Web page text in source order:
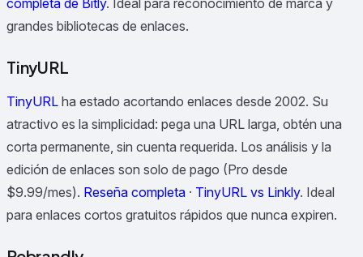
completa de Bitly. Ideal para reconocimiento de marca y
grandes bibliotecas de enlaces.
TinyURL
TinyURL ha estado acortando enlaces desde 2002. Su
atractivo es la simplicidad: pega una URL larga, obtén una
corta permanente, sin cuenta requerida. Los análisis y la
edición de enlaces son solo de pago (Pro desde
$9.99/mes). Reseña completa · TinyURL vs Linkly. Ideal
para enlaces cortos gratuitos rápidos que nunca expiren.